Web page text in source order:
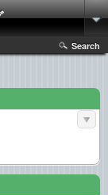
Search